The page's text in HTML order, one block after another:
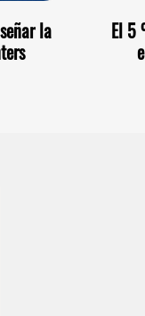
la
El 5